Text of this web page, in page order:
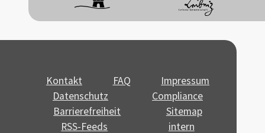
Kontakt FAQ
Impressum
Datenschutz
Compliance
Barrierefreiheit
Sitemap
RSS-Feeds
intern